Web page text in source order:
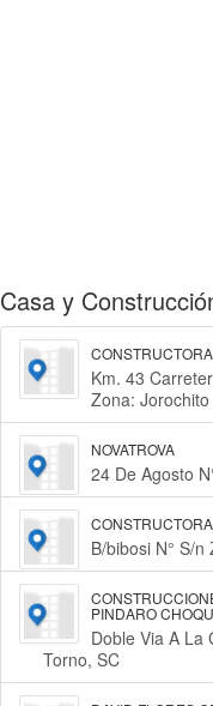
Casa y
Km. 43
Zona:
NOVATROVA
24 De Agosto
B/bibosi N° S/
PINDARO
Doble Via A La
Torno, SC